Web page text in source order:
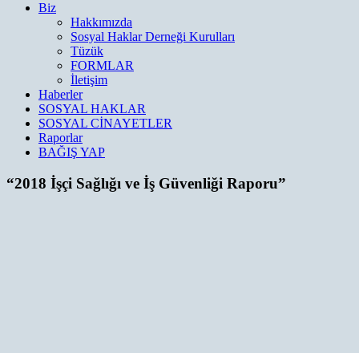
Biz
Hakkımızda
Sosyal Haklar Derneği Kurulları
Tüzük
FORMLAR
İletişim
Haberler
SOSYAL HAKLAR
SOSYAL CİNAYETLER
Raporlar
BAĞIŞ YAP
“2018 İşçi Sağlığı ve İş Güvenliği Raporu”